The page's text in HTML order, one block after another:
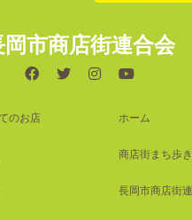
岡市商店街連合会
のお店 ホーム
商店街まち歩き
長岡市商店街